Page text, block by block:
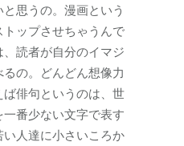
思うの。漫画という
ップさせちゃうんで
読者が自分のイマジ
の。どんどん想像力
俳句というのは、世
番少ない文字で表す
人達に小さいころか